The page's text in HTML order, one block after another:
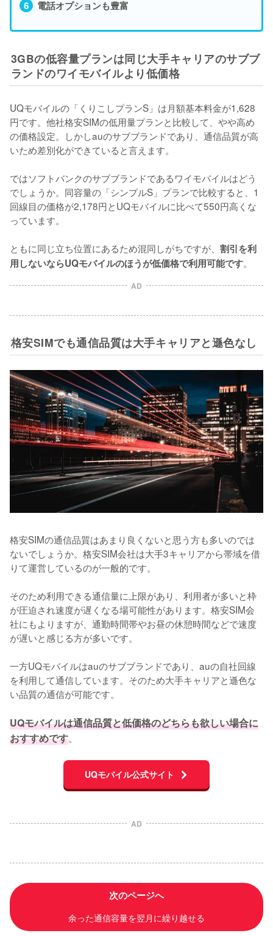
電話オプションも豊富
3GBの低容量プランは同じ大手キャリアのサブブ
ランドのワイモバイルより低価格
UQモバイルの「くりこしプランS」は月額基本料金が1,628
円です。他社格安SIMの低用量プランと比較して、やや高め
の価格設定。しかしauのサブブランドであり、通信品質が高
いため差別化ができていると言えます。
ではソフトバンクのサブブランドであるワイモバイルはどう
でしょうか。同容量の「シンプルS」プランで比較すると、1
回線目の価格が2,178円とUQモバイルに比べて550円高くな
っています。
ともに同じ立ち位置にあるため混同しがちですが、 割引を利
用しないならUQモバイルのほうが低価格で利用可能です。
AD
格安SIMでも通信品質は大手キャリアと遜色なし
格安SIMの通信品質はあまり良くないと思う方も多いのでは
ないでしょうか。格安SIM会社は大手3キャリアから帯域を借
りて運営しているのが一般的です。
そのため利用できる通信量に上限があり、利用者が多いと枠
が圧迫され速度が遅くなる場可能性があります。格安SIM会
社にもよりますが、通勤時間帯やお昼の休憩時間などで速度
が遅いと感じる方が多いです。
一方UQモバイルはauのサブブランドであり、auの自社回線
を利用して通信しています。そのため大手キャリアと遜色な
い品質の通信が可能です。
UQモバイルは通信品質と低価格のどちらも欲しい場合に
おすすめです。
UQモバイル公式サイト
AD
次のページへ
余った通信容量を翌月に繰り越せる